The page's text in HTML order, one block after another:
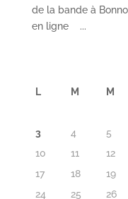
de la bande à
en ligne ...
L M M
3
4 5
10
11 12
17
18 19
24
25 26